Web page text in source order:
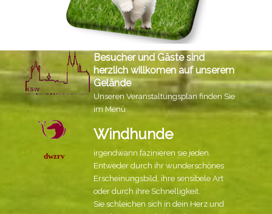
Windhunde
irgendwann fazinieren sie jeden.
Entweder durch ihr wunderschönes
Erscheinungsbild, ihre sensibele Art
oder durch ihre Schnelligkeit.
Sie schleichen sich in dein Herz und
dwzrv
Besucher und Gäste sind
herzlich willkomen auf unserem
Gelände
Unseren Veranstaltungsplan finden Sie
im Menü